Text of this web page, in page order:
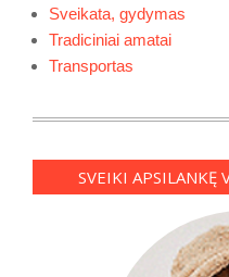
Sveikata, gydymas
Tradiciniai amatai
Transportas
SVEIKI APSILANKĘ